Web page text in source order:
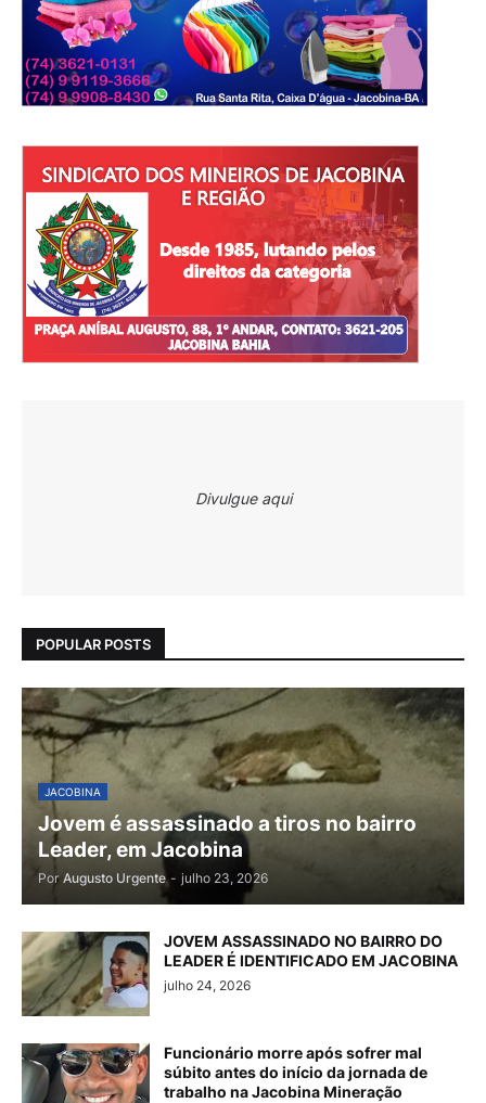
Divulgue aqui
POPULAR POSTS
JACOBINA
Jovem é assassinado a tiros no bairro
Leader, em Jacobina
Por Augusto Urgente - julho 23, 2026
JOVEM ASSASSINADO NO BAIRRO DO
LEADER É IDENTIFICADO EM JACOBINA
julho 24, 2026
Funcionário morre após sofrer mal
súbito antes do início da jornada de
trabalho na Jacobina Mineração